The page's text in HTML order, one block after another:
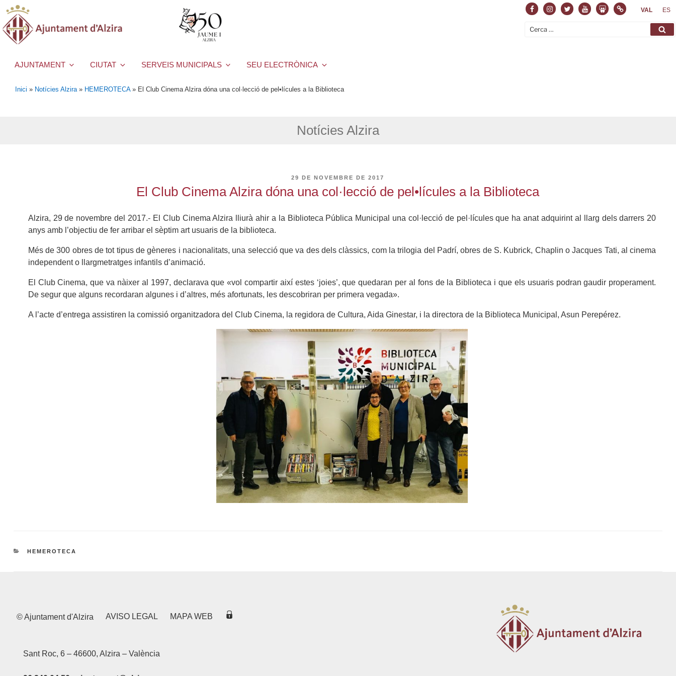
FacebookInstagram
TwitterYoutubeSlideshare
NormasVAL ES
Cerca:
AJUNTAMENT CIUTAT SERVEIS MUNICIPALS SEU ELECTRÒNICA
Inici » Notícies Alzira » HEMEROTECA» El Club Cinema Alzira dóna una col·lecció de pel•lícules a la Biblioteca
Notícies Alzira
PUBLICAT
29 DE NOVEMBRE DE 2017
El Club Cinema Alzira dóna una col·lecció de pel•lícules a la Biblioteca
Alzira, 29 de novembre del 2017.- El Club Cinema Alzira lliurà ahir a la Biblioteca Pública Municipal una col·lecció de pel·lícules que ha anat adquirint al llarg dels darrers 20
anys amb l’objectiu de fer arribar el sèptim art usuaris de la biblioteca.
Més de 300 obres de tot tipus de gèneres i nacionalitats, una selecció que va des dels clàssics, com la trilogia del Padrí, obres de S. Kubrick, Chaplin o Jacques Tati, al cinema
independent o llargmetratges infantils d’animació.
El Club Cinema, que va nàixer al 1997, declarava que «vol compartir així estes ‘joies’, que quedaran per al fons de la Biblioteca i que els usuaris podran gaudir properament.
De segur que alguns recordaran algunes i d’altres, més afortunats, les descobriran per primera vegada».
A l’acte d’entrega assistiren la comissió organitzadora del Club Cinema, la regidora de Cultura, Aida Ginestar, i la directora de la Biblioteca Municipal, Asun Perepérez.
CATEGORIES
HEMEROTECA
© Ajuntament d'Alzira AVISO LEGAL MAPA WEB
Sant Roc, 6 – 46600, Alzira – València